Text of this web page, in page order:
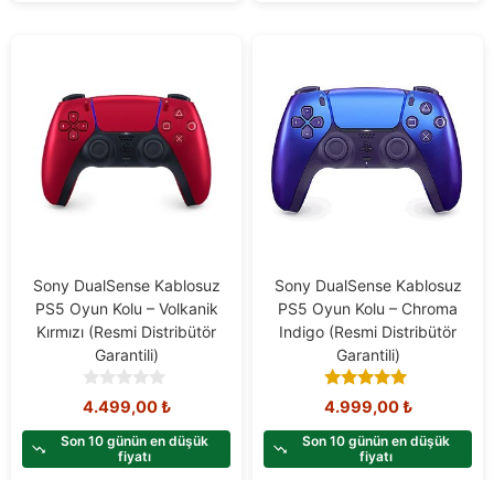
Sony DualSense Kablosuz
PS5 Oyun Kolu – Volkanik
Kırmızı (Resmi Distribütör
Garantili)
0
o
u
4.499,00₺
Son 10 günün en düşük
fiyatı
Sony DualSense Kablosuz
PS5 Oyun Kolu – Chroma
Indigo (Resmi Distribütör
Garantili)
5.00
out of 5
4.999,00₺
Son 10 günün en düşük
fiyatı